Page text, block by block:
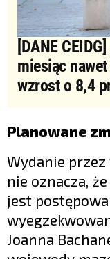
[DANE
miesiąc
wzrost o 8,4
Planowane
Wydanie
nie oznacza,
jest
Joanna